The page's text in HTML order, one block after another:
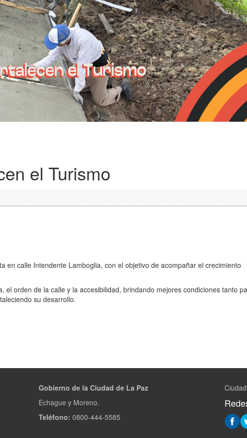
el Turismo
en calle Intendente Lamboglia, con el objetivo de acompañar el crecimiento
el orden de la calle y la accesibilidad, brindando mejores condiciones tanto
su desarrollo.
Gobierno de la Ciudad de La Paz
Echague y Moreno.
Teléfono: 0800-444-5585